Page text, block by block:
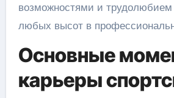
возможностями и
любых высот в
Основные
карьеры